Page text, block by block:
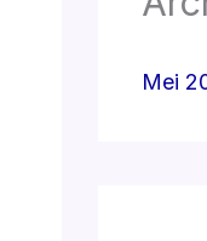
Mei